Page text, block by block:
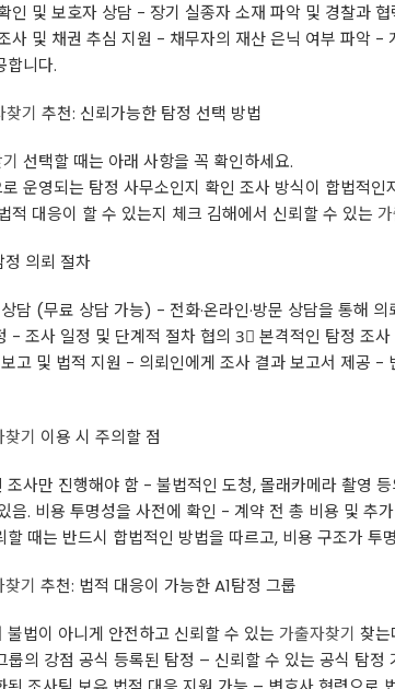
인 및 보호자 상담 - 장기 실종자 소재 파악 및 경찰과
사 및 채권 추심 지원 - 채무자의 재산 은닉 여부 파악 -
합니다.
찾기 추천: 신뢰가능한 탐정 선택 방법
선택할 때는 아래 사항을 꼭 확인하세요.
운영되는 탐정 사무소인지 확인 조사 방식이 합법적
적 대응이 할 수 있는지 체크 김해에서 신뢰할 수 있는
정 의뢰 절차
담 (무료 상담 가능) - 전화·온라인·방문 상담을 통해
- 조사 일정 및 단계적 절차 협의 3⃣ 본격적인 탐정 조
고 및 법적 지원 - 의뢰인에게 조사 결과 보고서 제공 -
기 이용 시 주의할 점
조사만 진행해야 함 - 불법적인 도청, 몰래카메라 촬영
음. 비용 투명성을 사전에 확인 - 계약 전 총 비용 및 추
할 때는 반드시 합법적인 방법을 따르고, 비용 구조가 투
기 추천: 법적 대응이 가능한 A1탐정 그룹
불법이 아니게 안전하고 신뢰할 수 있는 가출자찾기 찾는
룹의 강점 공식 등록된 탐정 – 신뢰할 수 있는 공식 탐